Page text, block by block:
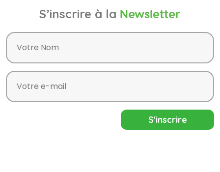
S’inscrire à la Newsletter